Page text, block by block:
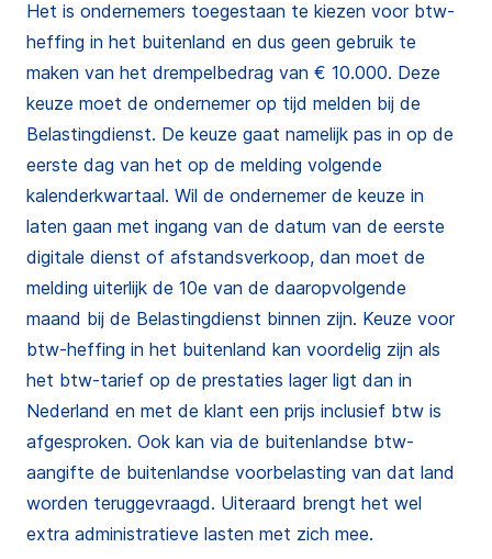
Het is ondernemers toegestaan te kiezen voor btw-
heffing in het buitenland en dus geen gebruik te
maken van het drempelbedrag van € 10.000. Deze
keuze moet de ondernemer op tijd melden bij de
Belastingdienst. De keuze gaat namelijk pas in op de
eerste dag van het op de melding volgende
kalenderkwartaal. Wil de ondernemer de keuze in
laten gaan met ingang van de datum van de eerste
digitale dienst of afstandsverkoop, dan moet de
melding uiterlijk de 10e van de daaropvolgende
maand bij de Belastingdienst binnen zijn. Keuze voor
btw-heffing in het buitenland kan voordelig zijn als
het btw-tarief op de prestaties lager ligt dan in
Nederland en met de klant een prijs inclusief btw is
afgesproken. Ook kan via de buitenlandse btw-
aangifte de buitenlandse voorbelasting van dat land
worden teruggevraagd. Uiteraard brengt het wel
extra administratieve lasten met zich mee.